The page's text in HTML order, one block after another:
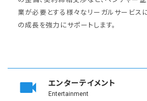
業が必要とする様々なリーガルサービス
の成長を強力にサポートします。
エンターテイメント
Entertainment